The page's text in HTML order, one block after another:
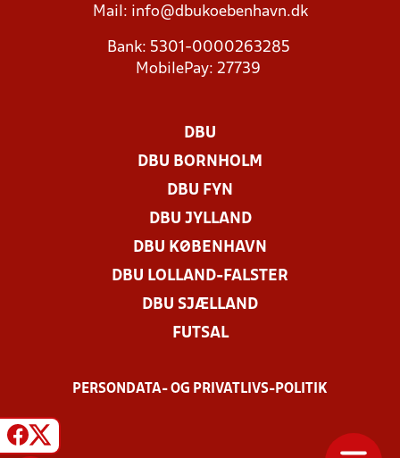
Mail: info@dbukoebenhavn.dk
Bank: 5301-0000263285
MobilePay: 27739
DBU
DBU BORNHOLM
DBU FYN
DBU JYLLAND
DBU KØBENHAVN
DBU LOLLAND-FALSTER
DBU SJÆLLAND
FUTSAL
PERSONDATA- OG PRIVATLIVS-POLITIK